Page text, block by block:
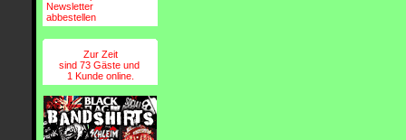
Newsletter
abbestellen
Zur Zeit
sind 73 Gäste und
1 Kunde online.